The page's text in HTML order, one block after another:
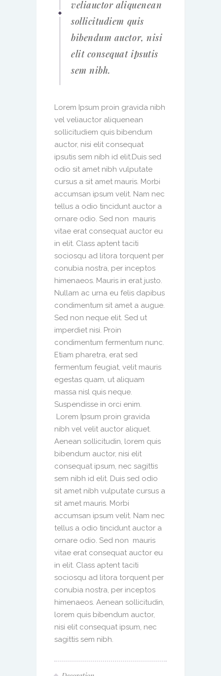
veliauctor aliquenean
sollicitudiem quis
bibendum auctor, nisi
elit consequat ipsutis
sem nibh.
Lorem Ipsum proin gravida nibh
vel veliauctor aliquenean
sollicitudiem quis bibendum
auctor, nisi elit consequat
ipsutis sem nibh id elit.Duis sed
odio sit amet nibh vulputate
cursus a sit amet mauris. Morbi
accumsan ipsum velit. Nam nec
tellus a odio tincidunt auctor a
ornare odio. Sed non mauris
vitae erat consequat auctor eu
in elit. Class aptent taciti
sociosqu ad litora torquent per
conubia nostra, per inceptos
himenaeos. Mauris in erat justo.
Nullam ac urna eu felis dapibus
condimentum sit amet a augue.
Sed non neque elit. Sed ut
imperdiet nisi. Proin
condimentum fermentum nunc.
Etiam pharetra, erat sed
fermentum feugiat, velit mauris
egestas quam, ut aliquam
massa nisl quis neque.
Suspendisse in orci enim.
Lorem Ipsum proin gravida
nibh vel velit auctor aliquet.
Aenean sollicitudin, lorem quis
bibendum auctor, nisi elit
consequat ipsum, nec sagittis
sem nibh id elit. Duis sed odio
sit amet nibh vulputate cursus a
sit amet mauris. Morbi
accumsan ipsum velit. Nam nec
tellus a odio tincidunt auctor a
ornare odio. Sed non mauris
vitae erat consequat auctor eu
in elit. Class aptent taciti
sociosqu ad litora torquent per
conubia nostra, per inceptos
himenaeos. Aenean sollicitudin,
lorem quis bibendum auctor,
nisi elit consequat ipsum, nec
sagittis sem nibh.